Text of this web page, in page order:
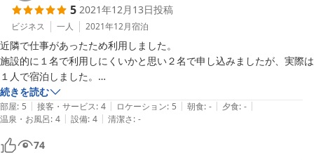
2024-08-06
5 2021年12月13日投稿
ビジネス 一人 2021年12月宿泊
近隣で仕事があったため利用しました。
施設的に１名で利用しにくいかと思い２名で申し込みましたが、実際は
１人で宿泊しました。
さすがに１人で使うには広いですが、困ることは何もなくゆっくり休む
ことができました。
難点があるとしたなら、コンビニが少し歩く程度で、全体にとても良
く、また利用したいです。
続きを読む
部屋: 5 | 接客・サービス: 4 | ロケーション: 5 | 朝食: - | 夕食: - |
温泉・お風呂: 4 | 設備: 4 | 清潔さ: -
74